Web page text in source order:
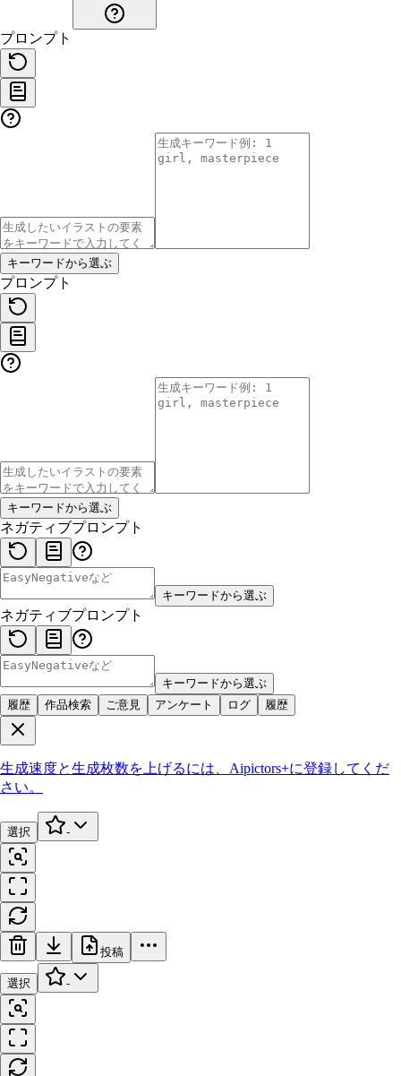
プロンプト
キーワードから選ぶ
プロンプト
キーワードから選ぶ
ネガティブプロンプト
キーワードから選ぶ
ネガティブプロンプト
キーワードから選ぶ
履歴
作品検索 ご意見 アンケート ログ 履歴
生成速度と生成枚数を上げるには、 Aipictors+に登録してくだ
さい。
選択 -
投稿
選択 -